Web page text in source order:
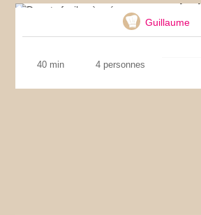
Guillaume
40 min 4 personnes